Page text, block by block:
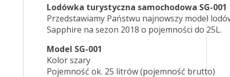
Lodówka turystyczna samochodowa SG-001
Przedstawiamy Państwu najnowszy model
Sapphire na sezon 2018 o pojemności do 25L.
Model SG-001
Kolor szary
Pojemność ok. 25 litrów (pojemność brutto)